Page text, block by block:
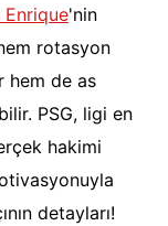
Enrique'nin
rotasyon
hem de as
PSG, ligi en
hakimi
detayları!